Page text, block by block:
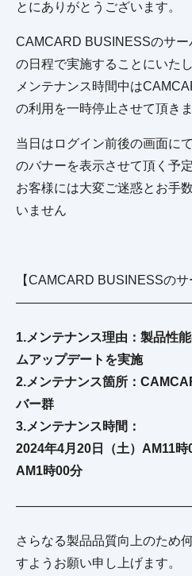
とにありがとうございます。
CAMCARD BUSINESSのサ
の日程で実施することにいたし
メンテナンス時間中は
の利用を一時停止させて頂きま
当日はログイン前後の画面に
のバナーを表示させて頂く予
お客様には大変ご迷惑とお手
いません
【CAMCARD BUSINESSの
1.メンテナンス理由：製品性
ムアップデートを実施
2.メンテナンス箇所：
バー群
3.メンテナンス時間：
2024年4月20日（土）AM11時
AM1時00分
さらなる製品品質向上のため
すようお願い申し上げます。